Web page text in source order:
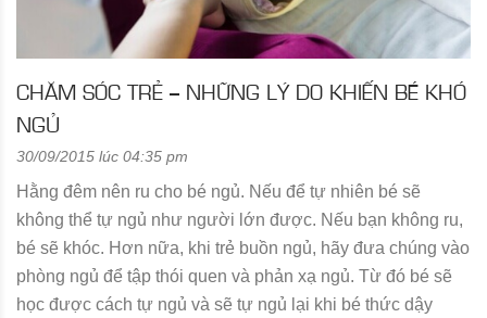
CHĂM SÓC TRẺ – NHỮNG LÝ DO KHIẾN BÉ KHÓ
NGỦ
30/09/2015 lúc 04:35 pm
Hằng đêm nên ru cho bé ngủ. Nếu để tự nhiên bé sẽ
không thể tự ngủ như người lớn được. Nếu bạn không ru,
bé sẽ khóc. Hơn nữa, khi trẻ buồn ngủ, hãy đưa chúng vào
phòng ngủ để tập thói quen và phản xạ ngủ. Từ đó bé sẽ
học được cách tự ngủ và sẽ tự ngủ lại khi bé thức dậy